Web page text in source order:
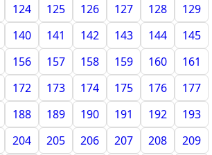
124 125 126 127 128
129
140 141 142 143 144
145
156 157 158 159 160
161
172 173 174 175 176
177
188 189 190 191 192
193
204 205 206 207 208 209